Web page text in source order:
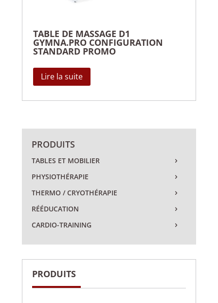
TABLE DE MASSAGE D1
GYMNA.PRO CONFIGURATION
STANDARD PROMO
Lire la suite
PRODUITS
TABLES ET MOBILIER
PHYSIOTHÉRAPIE
THERMO / CRYOTHÉRAPIE
RÉÉDUCATION
CARDIO-TRAINING
PRODUITS